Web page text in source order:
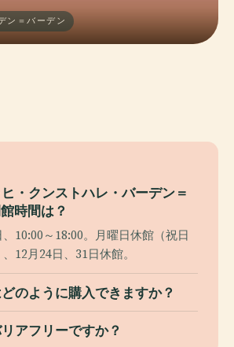
ン＝バーデン
・クンストハレ・バーデン＝
時間は？
10:00～18:00。月曜日休館（祝日
12月24日、31日休館。
のように購入できますか？
アフリーですか？